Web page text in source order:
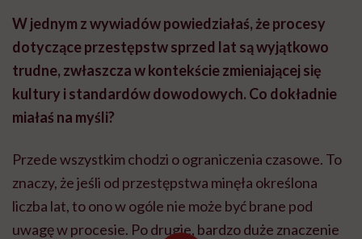
W jednym z wywiadów powiedziałaś, że procesy
dotyczące przestępstw sprzed lat są wyjątkowo
trudne, zwłaszcza w kontekście zmieniającej się
kultury i standardów dowodowych. Co dokładnie
miałaś na myśli?
Przede wszystkim chodzi o ograniczenia czasowe. To
znaczy, że jeśli od przestępstwa minęła określona
liczba lat, to ono w ogóle nie może być brane pod
uwagę w procesie. Po drugie, bardzo duże znaczenie